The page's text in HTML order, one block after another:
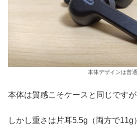
本体デザインは普通
本体は質感こそケースと同じです
しかし重さは片耳5.5g（両方で